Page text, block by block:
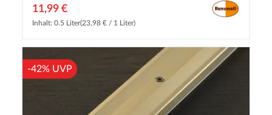
11,99 €
Inhalt: 0.5 Liter(23,98 € / 1 Liter)
-42% UVP